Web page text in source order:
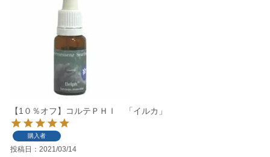
【1０％オフ】コルテＰＨＩ 「イルカ」
購入者
投稿日 2021/03/14